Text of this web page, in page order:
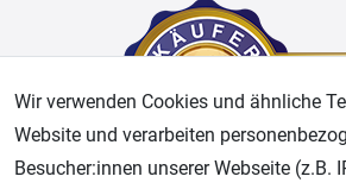
Wir verwenden Cookies und ähnliche
Website und verarbeiten
Besucher:innen unserer Webseite (z.B.